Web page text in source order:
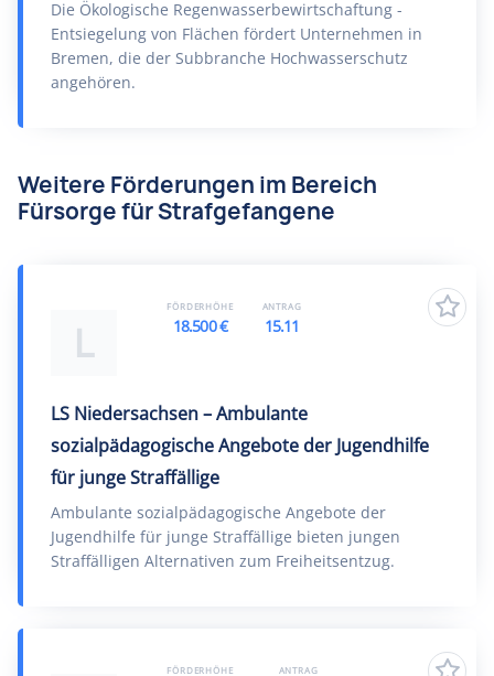
Die Ökologische Regenwasserbewirtschaftung -
Entsiegelung von Flächen fördert Unternehmen in
Bremen, die der Subbranche Hochwasserschutz
angehören.
Weitere Förderungen im Bereich
Fürsorge für Strafgefangene
L
LS Niedersachsen – Ambulante
sozialpädagogische Angebote der Jugendhilfe
für junge Straffällige
Ambulante sozialpädagogische Angebote der
Jugendhilfe für junge Straffällige bieten jungen
Straffälligen Alternativen zum Freiheitsentzug.
FÖRDERHÖHE
18.500 €
ANTRAG
15.11
FÖRDERHÖHE ANTRAG